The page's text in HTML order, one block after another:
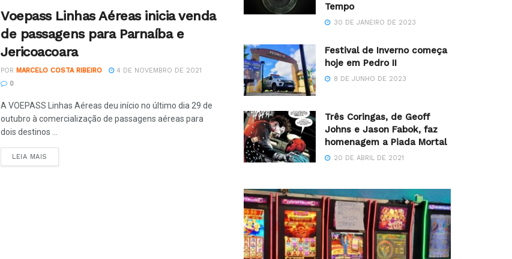
Voepass Linhas Aéreas inicia venda
de passagens para Parnaíba e
Jericoacoara
POR MARCELO COSTA RIBEIRO
4 DE NOVEMBRO DE 2021
0
A VOEPASS Linhas Aéreas deu início no último dia 29 de
outubro à comercialização de passagens aéreas para
dois destinos ...
LEIA MAIS
Tempo
30 DE JANEIRO DE 2023
Festival de Inverno começa
hoje em Pedro II
8 DE JUNHO DE 2023
Três Coringas, de Geoff
Johns e Jason Fabok, faz
homenagem a Piada Mortal
20 DE ABRIL DE 2021